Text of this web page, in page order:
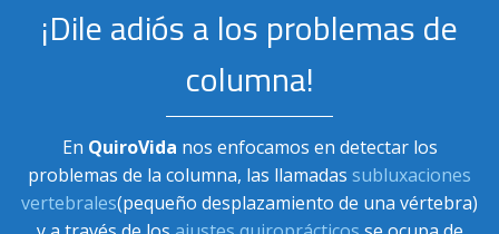
¡Dile adiós a los problemas de
columna!
En QuiroVida nos enfocamos en detectar los
problemas de la columna, las llamadas subluxaciones
vertebrales(pequeño desplazamiento de una vértebra)